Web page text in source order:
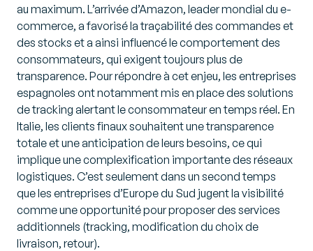
au maximum. L’arrivée d’Amazon, leader mondial du e-
commerce, a favorisé la traçabilité des commandes et
des stocks et a ainsi influencé le comportement des
consommateurs, qui exigent toujours plus de
transparence. Pour répondre à cet enjeu, les entreprises
espagnoles ont notamment mis en place des solutions
de tracking alertant le consommateur en temps réel. En
Italie, les clients finaux souhaitent une transparence
totale et une anticipation de leurs besoins, ce qui
implique une complexification importante des réseaux
logistiques. C’est seulement dans un second temps
que les entreprises d’Europe du Sud jugent la visibilité
comme une opportunité pour proposer des services
additionnels (tracking, modification du choix de
livraison, retour).